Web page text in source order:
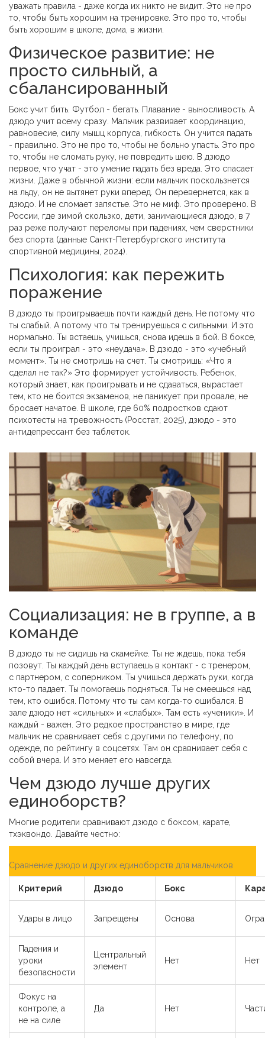
уважать правила - даже когда их никто не видит. Это не про
то, чтобы быть хорошим на тренировке. Это про то, чтобы
быть хорошим в школе, дома, в жизни.
Физическое развитие: не
просто сильный, а
сбалансированный
Бокс учит бить. Футбол - бегать. Плавание - выносливость. А
дзюдо учит всему сразу. Мальчик развивает координацию,
равновесие, силу мышц корпуса, гибкость. Он учится падать
- правильно. Это не про то, чтобы не больно упасть. Это про
то, чтобы не сломать руку, не повредить шею. В дзюдо
первое, что учат - это умение падать без вреда. Это спасает
жизни. Даже в обычной жизни: если мальчик поскользнется
на льду, он не вытянет руки вперед. Он перевернется, как в
дзюдо. И не сломает запястье. Это не миф. Это проверено. В
России, где зимой скользко, дети, занимающиеся дзюдо, в 7
раз реже получают переломы при падениях, чем сверстники
без спорта (данные Санкт-Петербургского института
спортивной медицины, 2024).
Психология: как пережить
поражение
В дзюдо ты проигрываешь почти каждый день. Не потому что
ты слабый. А потому что ты тренируешься с сильными. И это
нормально. Ты встаешь, учишься, снова идешь в бой. В боксе,
если ты проиграл - это «неудача». В дзюдо - это «учебный
момент». Ты не смотришь на счет. Ты смотришь: «Что я
сделал не так?» Это формирует устойчивость. Ребенок,
который знает, как проигрывать и не сдаваться, вырастает
тем, кто не боится экзаменов, не паникует при провале, не
бросает начатое. В школе, где 60% подростков сдают
психотесты на тревожность (Росстат, 2025), дзюдо - это
антидепрессант без таблеток.
Социализация: не в группе, а в
команде
В дзюдо ты не сидишь на скамейке. Ты не ждешь, пока тебя
позовут. Ты каждый день вступаешь в контакт - с тренером,
с партнером, с соперником. Ты учишься держать руки, когда
кто-то падает. Ты помогаешь подняться. Ты не смеешься над
тем, кто ошибся. Потому что ты сам когда-то ошибался. В
зале дзюдо нет «сильных» и «слабых». Там есть «ученики». И
каждый - важен. Это редкое пространство в мире, где
мальчик не сравнивает себя с другими по телефону, по
одежде, по рейтингу в соцсетях. Там он сравнивает себя с
собой вчера. И это меняет его навсегда.
Чем дзюдо лучше других
единоборств?
Многие родители сравнивают дзюдо с боксом, карате,
тхэквондо. Давайте честно:
Сравнение дзюдо и других единоборств для мальчиков
Критерий Дзюдо Бокс
Удары в лицо Запрещены Основа
Падения и
уроки
безопасности
Центральный
элемент
Нет Нет
Фокус на
контроле, а
не на силе
Да Нет